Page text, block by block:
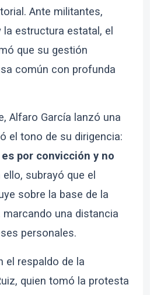
Ante militantes,
estructura estatal, el
que su gestión
común con profunda
Alfaro García lanzó una
el tono de su dirigencia:
es por convicción y no
ello, subrayó que el
sobre la base de la
marcando una distancia
personales.
el respaldo de la
quien tomó la protesta